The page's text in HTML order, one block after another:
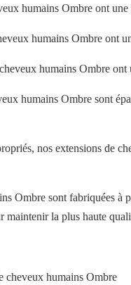
humains Ombre ont
humains Ombre ont
humains Ombre
humains Ombre sont
nos extensions de
Ombre sont fabriquées à
maintenir la plus haute
cheveux humains Ombre